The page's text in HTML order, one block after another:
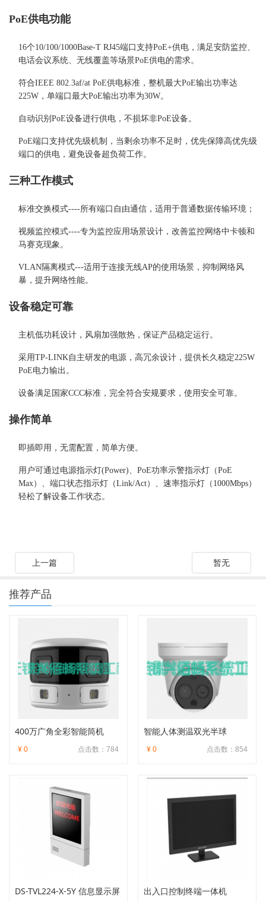
PoE供电功能
16个10/100/1000Base-T RJ45端口支持PoE+供电，满足安防监控、
电话会议系统、无线覆盖等场景PoE供电的需求。
符合IEEE 802.3af/at PoE供电标准，整机最大PoE输出功率达
225W，单端口最大PoE输出功率为30W。
自动识别PoE设备进行供电，不损坏非PoE设备。
PoE端口支持优先级机制，当剩余功率不足时，优先保障高优先级
端口的供电，避免设备超负荷工作。
三种工作模式
标准交换模式----所有端口自由通信，适用于普通数据传输环境；
视频监控模式----专为监控应用场景设计，改善监控网络中卡顿和
马赛克现象。
VLAN隔离模式---适用于连接无线AP的使用场景，抑制网络风
暴，提升网络性能。
设备稳定可靠
主机低功耗设计，风扇加强散热，保证产品稳定运行。
采用TP-LINK自主研发的电源，高冗余设计，提供长久稳定225W
PoE电力输出。
设备满足国家CCC标准，完全符合安规要求，使用安全可靠。
操作简单
即插即用，无需配置，简单方便。
用户可通过电源指示灯(Power)、PoE功率示警指示灯（PoE
Max）、端口状态指示灯（Link/Act）、速率指示灯（1000Mbps）
轻松了解设备工作状态。
上一篇 暂无
推荐产品
400万广角全彩智能筒机
点击数：784
¥ 0
智能人体测温双光半球
点击数：854
¥ 0
DS-TVL224-X-5Y 信息显示屏 出入口控制终端一体机